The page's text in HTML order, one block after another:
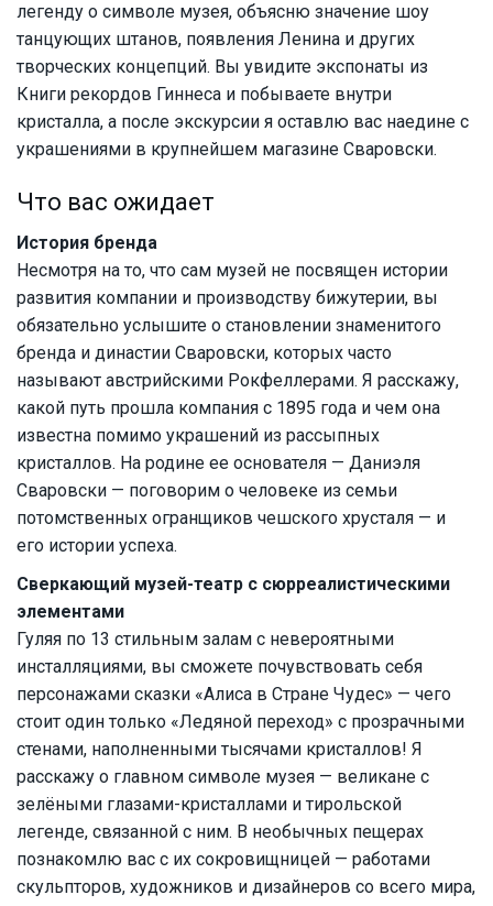
легенду о символе музея, объясню значение шоу
танцующих штанов, появления Ленина и других
творческих концепций. Вы увидите экспонаты из
Книги рекордов Гиннеса и побываете внутри
кристалла, а после экскурсии я оставлю вас наедине с
украшениями в крупнейшем магазине Сваровски.
Что вас ожидает
История бренда
Несмотря на то, что сам музей не посвящен истории
развития компании и производству бижутерии, вы
обязательно услышите о становлении знаменитого
бренда и династии Сваровски, которых часто
называют австрийскими Рокфеллерами. Я расскажу,
какой путь прошла компания с 1895 года и чем она
известна помимо украшений из рассыпных
кристаллов. На родине ее основателя — Даниэля
Сваровски — поговорим о человеке из семьи
потомственных огранщиков чешского хрусталя — и
его истории успеха.
Сверкающий музей-театр с сюрреалистическими
элементами
Гуляя по 13 стильным залам с невероятными
инсталляциями, вы сможете почувствовать себя
персонажами сказки «Алиса в Стране Чудес» — чего
стоит один только «Ледяной переход» с прозрачными
стенами, наполненными тысячами кристаллов! Я
расскажу о главном символе музея — великане с
зелёными глазами-кристаллами и тирольской
легенде, связанной с ним. В необычных пещерах
познакомлю вас с их сокровищницей — работами
скульпторов, художников и дизайнеров со всего мира,